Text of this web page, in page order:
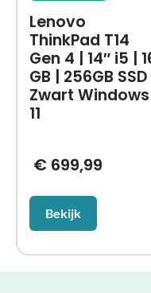
Lenovo
ThinkPad T14
Gen 4 | 14″ i5 |
GB | 256GB SSD |
Zwart Windows
11
€699,99
Bekijk